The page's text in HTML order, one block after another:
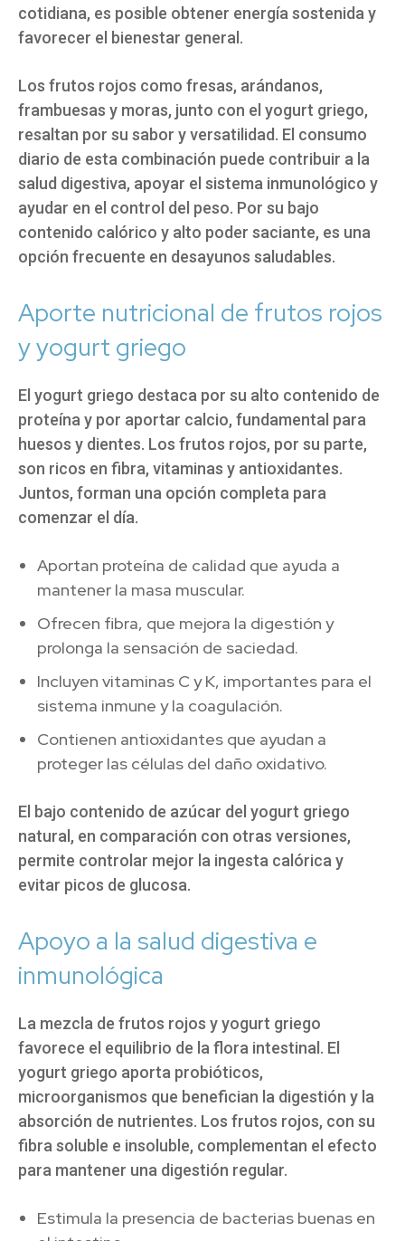
cotidiana, es posible obtener energía sostenida y
favorecer el bienestar general.
Los frutos rojos como fresas, arándanos,
frambuesas y moras, junto con el yogurt griego,
resaltan por su sabor y versatilidad. El consumo
diario de esta combinación puede contribuir a la
salud digestiva, apoyar el sistema inmunológico y
ayudar en el control del peso. Por su bajo
contenido calórico y alto poder saciante, es una
opción frecuente en desayunos saludables.
Aporte nutricional de frutos rojos
y yogurt griego
El yogurt griego destaca por su alto contenido de
proteína y por aportar calcio, fundamental para
huesos y dientes. Los frutos rojos, por su parte,
son ricos en fibra, vitaminas y antioxidantes.
Juntos, forman una opción completa para
comenzar el día.
Aportan proteína de calidad que ayuda a
mantener la masa muscular.
Ofrecen fibra, que mejora la digestión y
prolonga la sensación de saciedad.
Incluyen vitaminas C y K, importantes para el
sistema inmune y la coagulación.
Contienen antioxidantes que ayudan a
proteger las células del daño oxidativo.
El bajo contenido de azúcar del yogurt griego
natural, en comparación con otras versiones,
permite controlar mejor la ingesta calórica y
evitar picos de glucosa.
Apoyo a la salud digestiva e
inmunológica
La mezcla de frutos rojos y yogurt griego
favorece el equilibrio de la flora intestinal. El
yogurt griego aporta probióticos,
microorganismos que benefician la digestión y la
absorción de nutrientes. Los frutos rojos, con su
fibra soluble e insoluble, complementan el efecto
para mantener una digestión regular.
Estimula la presencia de bacterias buenas en